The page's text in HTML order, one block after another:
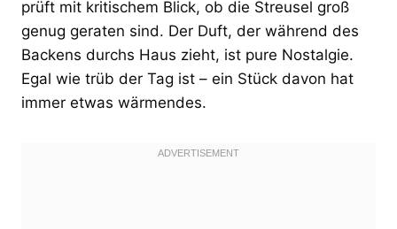
prüft mit kritischem Blick, ob die Streusel groß
genug geraten sind. Der Duft, der während des
Backens durchs Haus zieht, ist pure Nostalgie.
Egal wie trüb der Tag ist – ein Stück davon hat
immer etwas wärmendes.